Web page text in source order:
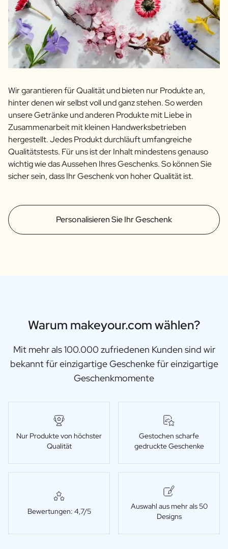
Personalisieren Sie Ihr Geschenk
Wir garantieren für Qualität und bieten nur Produkte an,
hinter denen wir selbst voll und ganz stehen. So werden
unsere Getränke und anderen Produkte mit Liebe in
Zusammenarbeit mit kleinen Handwerksbetrieben
hergestellt. Jedes Produkt durchläuft umfangreiche
Qualitätstests. Für uns ist der Inhalt mindestens genauso
wichtig wie das Aussehen Ihres Geschenks. So können Sie
sicher sein, dass Ihr Geschenk von hoher Qualität ist.
Warum makeyour.com wählen?
Mit mehr als 100.000 zufriedenen Kunden sind wir
bekannt für einzigartige Geschenke für einzigartige
Geschenkmomente
Nur Produkte von höchster
Qualität
Gestochen scharfe
gedruckte Geschenke
Bewertungen: 4,7/5
Auswahl aus mehr als 50
Designs